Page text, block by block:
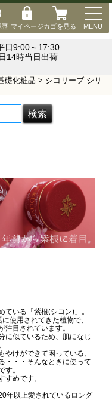
マイページカゴを見る MENU
日9:00～17:30
14時当日出荷
礎化粧品 > シコリーブ シリ
ている「紫根(シコン)」。
使用されてきた植物で、
注目されています。
に似ているため、肌になじ
けができて困っている、
・・・そんなときに使って
す。
すめです。
年以上愛されているロング